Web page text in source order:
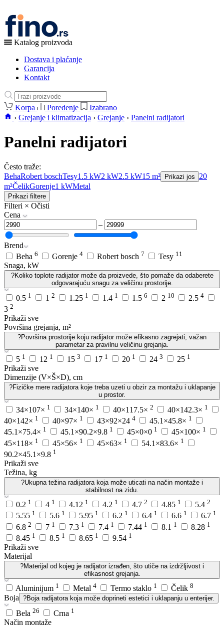
Katalog proizvoda
Dostava i plaćanje
Garancija
Kontakt
Korpa Poredenje
Izabrano
› Grejanje i klimatizacija › Grejanje › Panelni radijatori
Panelni radijatori
Često traže:
BehaRobert boschTesy1.5 kW2 kW2.5 kW15 m² Prikazi jos
20
m²ČelikGorenje1 kWMetal
Prikazi filtere
Filteri × Očisti
Cena
–
Brend
Beha 6 Gorenje 4 Robert bosch 7 Tesy 11
Snaga, kW
?Koliko toplote radijator može da proizvede, što pomaže da odaberete
odgovarajuću snagu za veličinu prostorije.
0.5 1 1 2 1.25 1 1.4 1 1.5 6 2 10 2.5 4
3 2
Prikaži sve
Površina grejanja, m²
?Površina prostorije koju radijator može efikasno zagrejati, važan
parametar za pravilnu veličinu grejanja.
5 1 12 1 15 3 17 1 20 1 24 3 25 1
Prikaži sve
Dimenzije (V×Š×D), cm
?Fizičke mere radijatora koje treba uzeti u obzir za montažu i uklapanje
u prostor.
34×107× 1 34×140× 1 40×117.5× 2 40×142.3× 1
40×142× 1 40×97× 1 43×92×24 4 45.1×45.8× 1
45.1×75.4× 1 45.1×90.2×9.8 1 45×0×0 1 45×100× 1
45×118× 1 45×56× 1 45×63× 1 54.1×83.6× 1
90.2×45.1×9.8 1
Prikaži sve
Težina, kg
?Ukupna težina radijatora koja može uticati na način montaže i
stabilnost na zidu.
0.2 1 4 1 4.12 1 4.2 1 4.7 2 4.85 1 5.4 2
5.55 1 5.6 1 5.95 1 6.2 1 6.4 1 6.6 1 6.7 1
6.8 2 7 1 7.3 1 7.4 1 7.44 1 8.1 1 8.28 1
8.45 1 8.5 1 8.65 1 9.54 1
Prikaži sve
Materijal
?Materijal od kojeg je radijator izrađen, što utiče na izdržljivost i
efikasnost grejanja.
Aluminijum 1 Metal 4 Termo staklo 1 Čelik 8
Boja ?Boja radijatora koja može doprineti estetici i uklapanju u enterijer.
Bela 26 Crna 1
Način montaže